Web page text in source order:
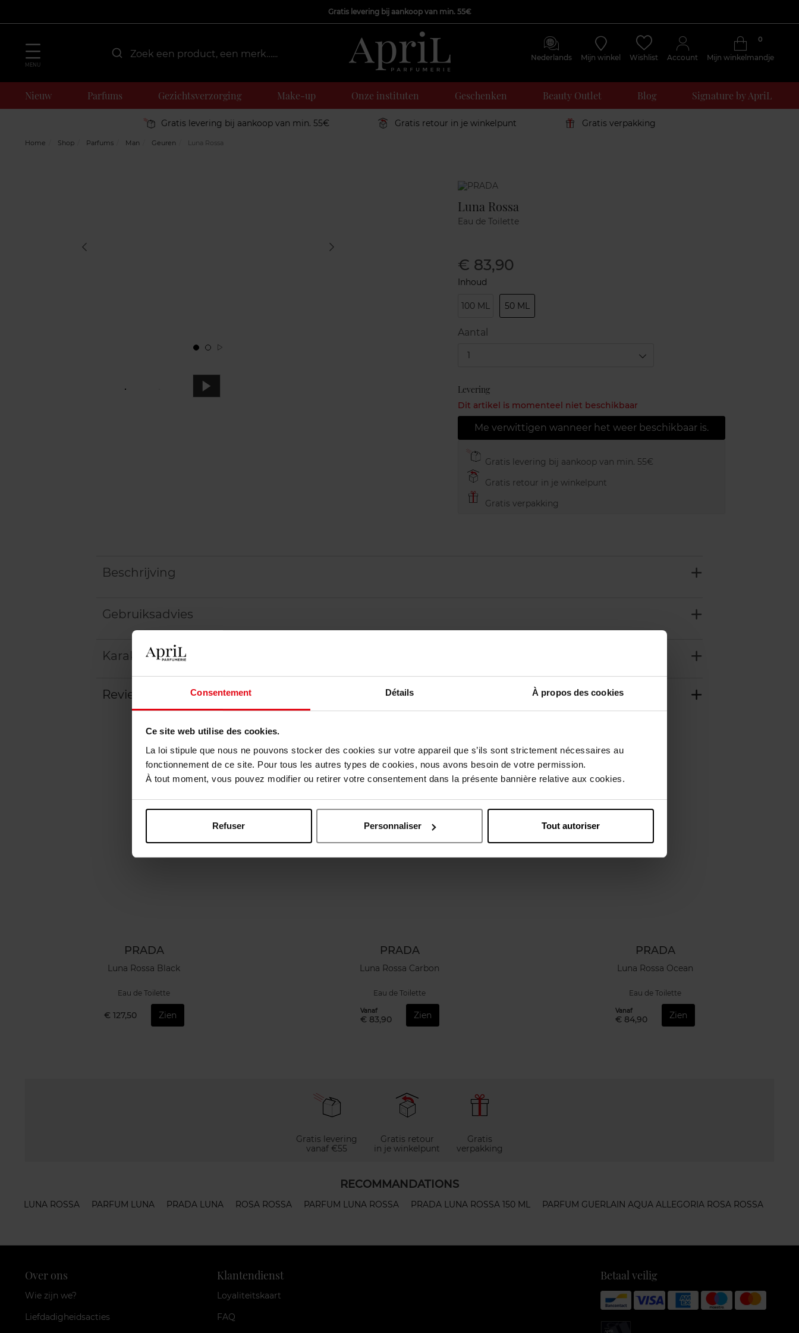
Consentement Détails À propos des cookies
Ce site web utilise des cookies.
La loi stipule que nous ne pouvons stocker des cookies sur votre appareil que s’ils sont strictement nécessaires au
fonctionnement de ce site. Pour tous les autres types de cookies, nous avons besoin de votre permission.
À tout moment, vous pouvez modifier ou retirer votre consentement dans la présente bannière relative aux cookies.
Refuser Personnaliser Tout autoriser
Gratis levering bij aankoop van min. 55€
MENU
Nederlands Mijn winkel Wishlist Account Mijn winkelmandje
0
Nieuw Parfums Gezichtsverzorging Make-up Onze instituten Geschenken Beauty Outlet Blog Signature by ApriL
Gratis levering bij aankoop van min. 55€ Gratis retour in je winkelpunt Gratis verpakking
Home Shop Parfums Man Geuren Luna Rossa
Marque
Luna Rossa
Eau de Toilette
€ 83,90
Inhoud
100 ML 50 ML
Aantal
1
Levering
Dit artikel is momenteel niet beschikbaar
Me verwittigen wanneer het weer beschikbaar is.
Gratis levering bij aankoop van min. 55€
Gratis retour in je winkelpunt
Gratis verpakking
Beschrijving
Gebruiksadvies
Karakteristieken
Review Beleid inzake klantbeoordelingen
PRADA
Luna Rossa Black
Eau de Toilette
€ 127,50 Zien
PRADA
Luna Rossa Carbon
Eau de Toilette
Vanaf
€ 83,90 Zien
Nieuw
PRADA
Luna Rossa Ocean
Eau de Toilette
Vanaf
€ 84,90 Zien
Gratis levering
vanaf €55
Gratis retour
in je winkelpunt
Gratis
verpakking
RECOMMANDATIONS
LUNA ROSSA PARFUM LUNA PRADA LUNA ROSA ROSSA PARFUM LUNA ROSSA PRADA LUNA ROSSA 150 ML PARFUM GUERLAIN AQUA ALLEGORIA ROSA ROSSA
Over ons
Wie zijn we?
Liefdadigheidsacties
Klantendienst
Loyaliteitskaart
FAQ
Betaal veilig